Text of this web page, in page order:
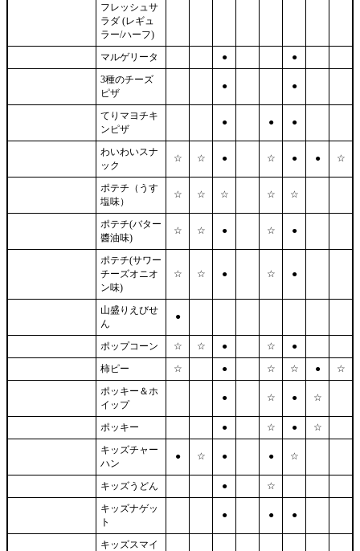
フレッシュサ
ラダ (レギュ
ラー/ハーフ)
マルゲリータ
●
●
3種のチーズ
ピザ
● ●
てりマヨチキ
ンピザ
● ● ●
わいわいスナ
ック
☆ ☆ ● ☆ ● ● ☆
ポテチ（うす
塩味）
☆ ☆ ☆ ☆ ☆
ポテチ(バター
醬油味)
☆ ☆ ● ☆ ●
ポテチ(サワー
チーズオニオ
ン味)
☆ ☆ ● ☆ ●
山盛りえびせ
ん
●
ポップコーン ☆ ☆ ● ☆
●
柿ピー
☆ ● ☆ ☆ ●
☆
ポッキー＆ホ
イップ
● ☆ ● ☆
ポッキー ● ☆ ●
☆
キッズチャー
ハン
● ☆ ● ● ☆
キッズうどん ●
☆
キッズナゲッ
ト
● ● ●
キッズスマイ